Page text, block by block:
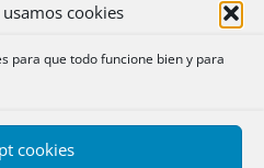
cookies
para que todo funcione bien y para
cookies